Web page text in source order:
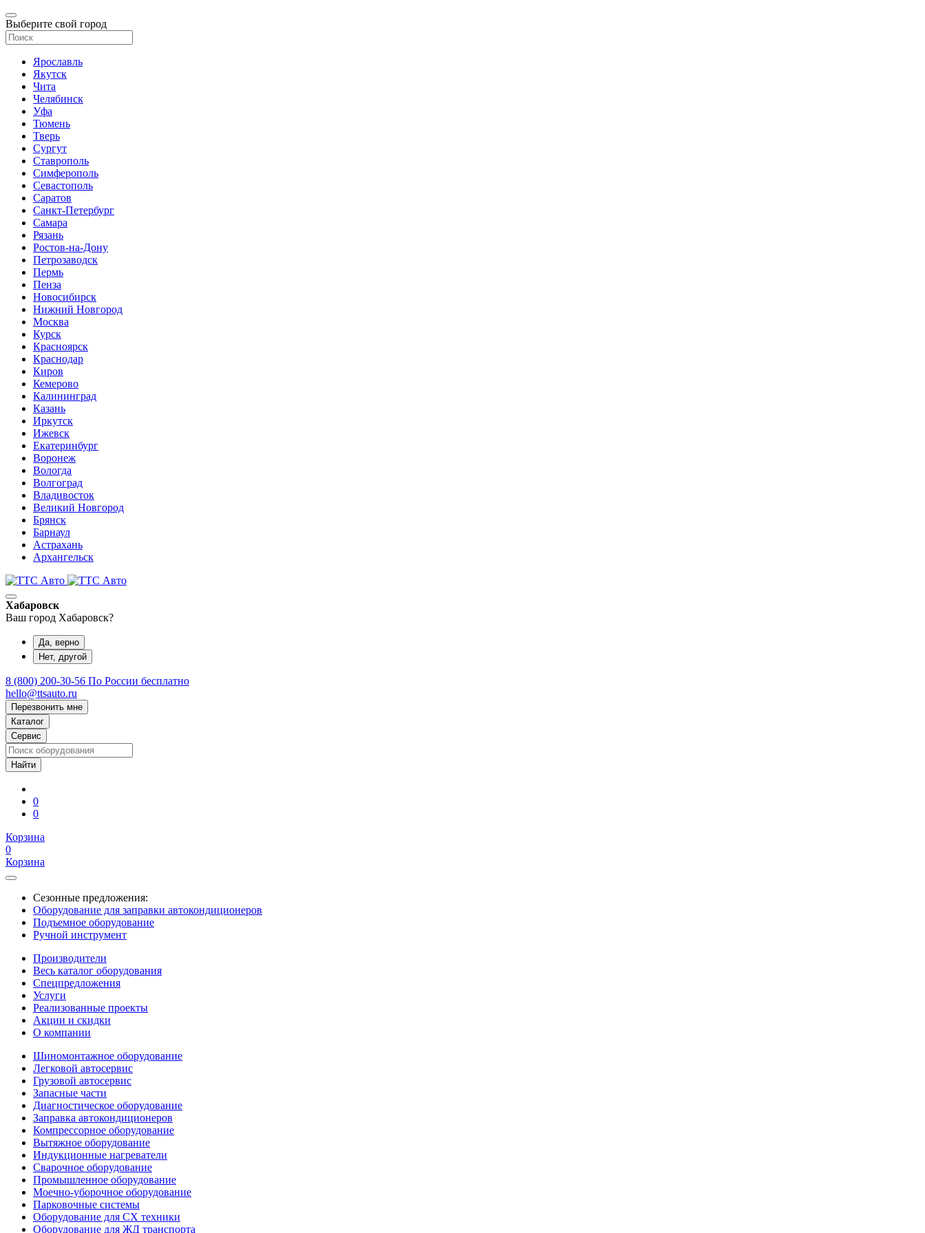
Выберите свой город
Ярославль
Якутск
Чита
Челябинск
Уфа
Тюмень
Тверь
Сургут
Ставрополь
Симферополь
Севастополь
Саратов
Санкт-Петербург
Самара
Рязань
Ростов-на-Дону
Петрозаводск
Пермь
Пенза
Новосибирск
Нижний Новгород
Москва
Курск
Красноярск
Краснодар
Киров
Кемерово
Калининград
Казань
Иркутск
Ижевск
Екатеринбург
Воронеж
Вологда
Волгоград
Владивосток
Великий Новгород
Брянск
Барнаул
Астрахань
Архангельск
Хабаровск
Ваш город Хабаровск?
Да, верно
Нет, другой
8 (800) 200-30-56 По России бесплатно
hello@ttsauto.ru
Перезвонить мне
Каталог
Сервис
0
0
Корзина
0
Корзина
Сезонные предложения:
Оборудование для заправки автокондиционеров
Подъемное оборудование
Ручной инструмент
Производители
Весь каталог оборудования
Спецпредложения
Услуги
Реализованные проекты
Акции и скидки
О компании
Шиномонтажное оборудование
Легковой автосервис
Грузовой автосервис
Запасные части
Диагностическое оборудование
Заправка автокондиционеров
Компрессорное оборудование
Вытяжное оборудование
Индукционные нагреватели
Сварочное оборудование
Промышленное оборудование
Моечно-уборочное оборудование
Парковочные системы
Оборудование для СХ техники
Оборудование для ЖД транспорта